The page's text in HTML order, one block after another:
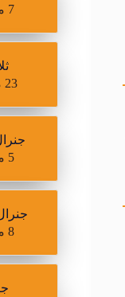
7 مقالات
23 مقالات
5 مقالات
8 مقالات